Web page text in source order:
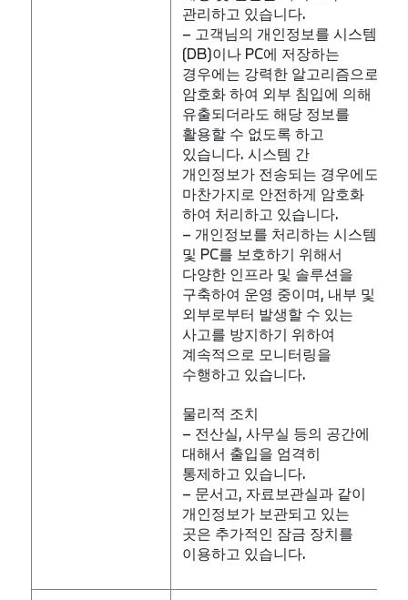
관리하고 있습니다.
– 고객님의 개인정보를 시스템
(DB)이나 PC에 저장하는
경우에는 강력한 알고리즘으로
암호화 하여 외부 침입에 의해
유출되더라도 해당 정보를
활용할 수 없도록 하고
있습니다. 시스템 간
개인정보가 전송되는 경우에도
마찬가지로 안전하게 암호화
하여 처리하고 있습니다.
– 개인정보를 처리하는 시스템
및 PC를 보호하기 위해서
다양한 인프라 및 솔루션을
구축하여 운영 중이며, 내부 및
외부로부터 발생할 수 있는
사고를 방지하기 위하여
계속적으로 모니터링을
수행하고 있습니다.
물리적 조치
– 전산실, 사무실 등의 공간에
대해서 출입을 엄격히
통제하고 있습니다.
– 문서고, 자료보관실과 같이
개인정보가 보관되고 있는
곳은 추가적인 잠금 장치를
이용하고 있습니다.